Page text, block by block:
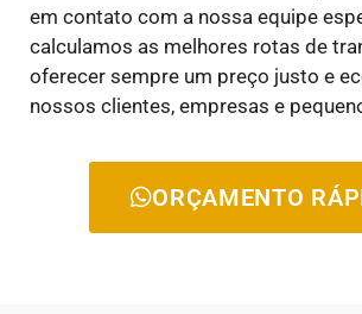
em contato com a nossa equipe
calculamos as melhores rotas de
oferecer sempre um preço justo e
nossos clientes, empresas e
ORÇAMENTO